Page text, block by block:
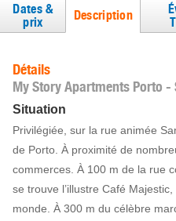
Dates &
prix
Description
Détails
My Story Apartments Porto -
Situation
Privilégiée, sur la rue animée
de Porto. À proximité de
commerces. À 100 m de la rue
se trouve l’illustre Café
monde. À 300 m du célèbre